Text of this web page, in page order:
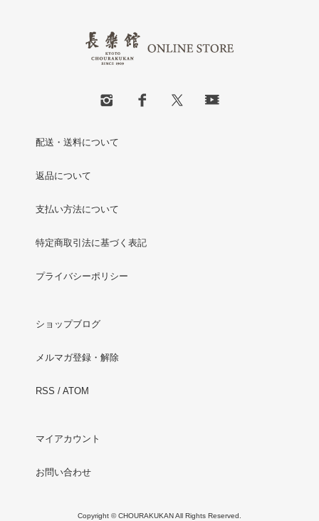
配送・送料について
返品について
支払い方法について
特定商取引法に基づく表記
プライバシーポリシー
ショップブログ
メルマガ登録・解除
RSS / ATOM
マイアカウント
お問い合わせ
Copyright © CHOURAKUKAN All Rights Reserved.